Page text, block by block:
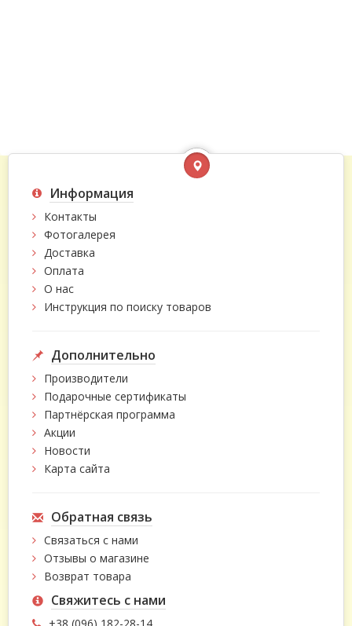
Информация
Контакты
Фотогалерея
Доставка
Оплата
О нас
Инструкция по поиску товаров
Дополнительно
Производители
Подарочные сертификаты
Партнёрская программа
Акции
Новости
Карта сайта
Обратная связь
Связаться с нами
Отзывы о магазине
Возврат товара
Свяжитесь с нами